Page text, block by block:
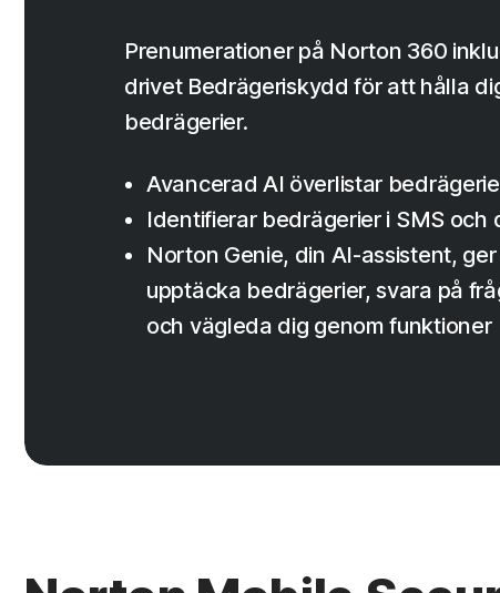
Prenumerationer på Norton 360
drivet Bedrägeriskydd för att hålla
bedrägerier.
Avancerad AI överlistar
Identifierar bedrägerier i SMS
Norton Genie, din AI-assistent,
upptäcka bedrägerier, svara på
och vägleda dig genom funktioner